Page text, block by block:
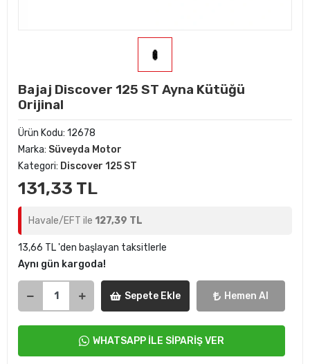
Bajaj Discover 125 ST Ayna Kütüğü
Orijinal
Ürün Kodu: 12678
Marka: Süveyda Motor
Kategori: Discover 125 ST
131,33 TL
Havale/EFT ile 127,39 TL
13,66 TL 'den başlayan taksitlerle
Aynı gün kargoda!
Sepete Ekle Hemen Al
WHATSAPP İLE SİPARİŞ VER